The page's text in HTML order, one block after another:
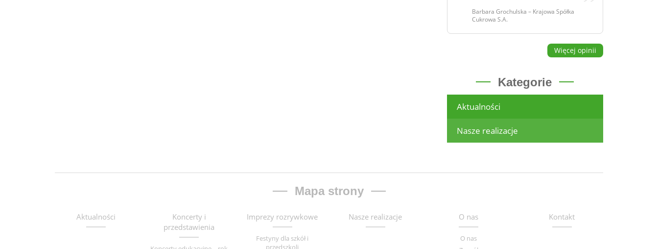
Barbara Grochulska – Krajowa Spółka
Cukrowa S.A.
Więcej opinii
Kategorie
Aktualności
Nasze realizacje
Mapa strony
Aktualności
Koncerty i
przedstawienia
Imprezy rozrywkowe
Festyny dla szkół i
przedszkoli
Nasze realizacje O nas
O nas
Kontakt